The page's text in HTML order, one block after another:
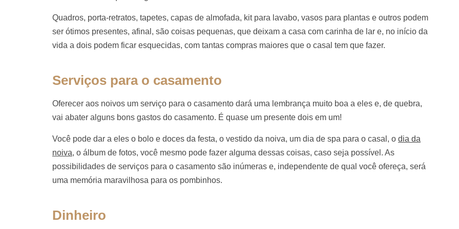
Quadros, porta-retratos, tapetes, capas de almofada, kit para lavabo, vasos para plantas e outros podem
ser ótimos presentes, afinal, são coisas pequenas, que deixam a casa com carinha de lar e, no início da
vida a dois podem ficar esquecidas, com tantas compras maiores que o casal tem que fazer.
Serviços para o casamento
Oferecer aos noivos um serviço para o casamento dará uma lembrança muito boa a eles e, de quebra,
vai abater alguns bons gastos do casamento. É quase um presente dois em um!
Você pode dar a eles o bolo e doces da festa, o vestido da noiva, um dia de spa para o casal, o dia da
noiva, o álbum de fotos, você mesmo pode fazer alguma dessas coisas, caso seja possível. As
possibilidades de serviços para o casamento são inúmeras e, independente de qual você ofereça, será
uma memória maravilhosa para os pombinhos.
Dinheiro